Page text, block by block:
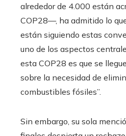
alrededor de 4.000 están
COP28—, ha admitido lo
están siguiendo estas
uno de los aspectos
esta COP28 es que se
sobre la necesidad de
combustibles fósiles”.
Sin embargo, su sola